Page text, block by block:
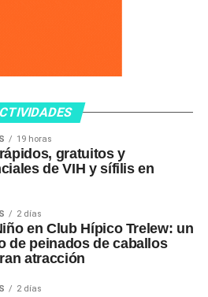
19 horas
gratuitos y
de VIH y sífilis en
2 días
en Club Hípico Trelew: un
de peinados de caballos
atracción
2 días